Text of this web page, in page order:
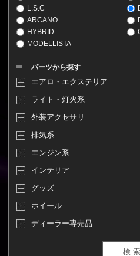
L.S.C
ARCANO
HYBRID
MODELLISTA
パーツから探す
エアロ・エクステリア
ライト・灯火系
外装アクセサリ
排気系
エンジン系
インテリア
グッズ
ホイール
ディーラー専売品